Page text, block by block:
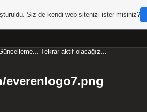
Tekrar aktif olacağız...
Siz de kendi web sitenizi ister misiniz?